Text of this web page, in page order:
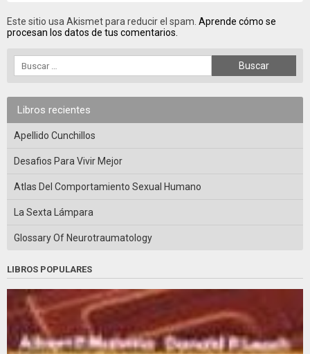
Este sitio usa Akismet para reducir el spam. Aprende cómo se
procesan los datos de tus comentarios.
Libros recientes
Apellido Cunchillos
Desafios Para Vivir Mejor
Atlas Del Comportamiento Sexual Humano
La Sexta Lámpara
Glossary Of Neurotraumatology
LIBROS POPULARES